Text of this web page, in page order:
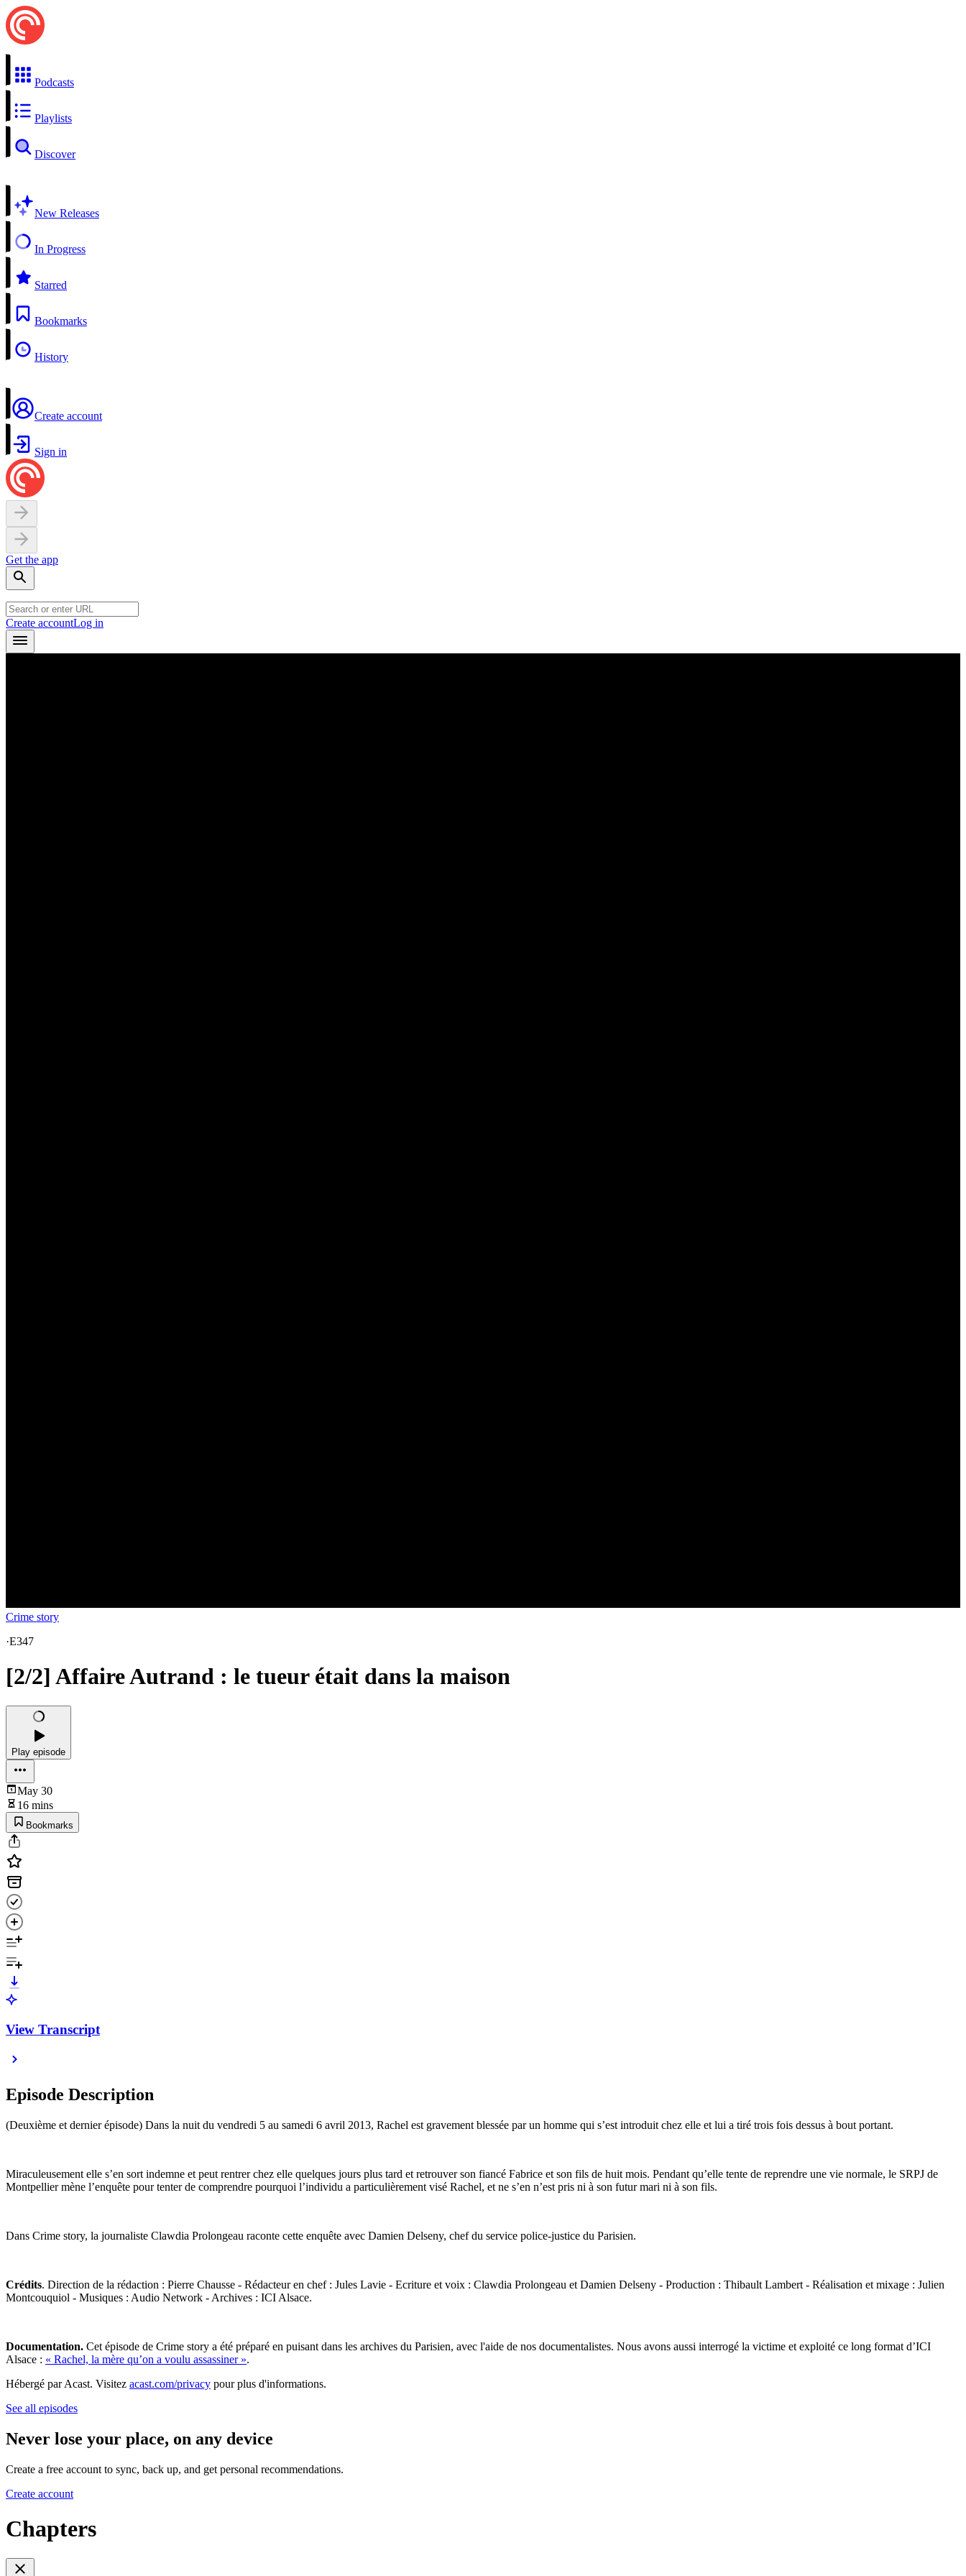
Podcasts
Playlists
Discover
New Releases
In Progress
Starred
Bookmarks
History
Create account
Sign in
Get the app
Create accountLog in
Crime story
·E347
[2/2] Affaire Autrand : le tueur était dans la maison
Play episode
May 30
16 mins
Bookmarks
View Transcript
Episode Description
(Deuxième et dernier épisode) Dans la nuit du vendredi 5 au samedi 6 avril 2013, Rachel est gravement blessée par un homme qui s’est introduit chez elle et lui a tiré trois fois dessus à bout portant.
Miraculeusement elle s’en sort indemne et peut rentrer chez elle quelques jours plus tard et retrouver son fiancé Fabrice et son fils de huit mois. Pendant qu’elle tente de reprendre une vie normale, le SRPJ de
Montpellier mène l’enquête pour tenter de comprendre pourquoi l’individu a particulièrement visé Rachel, et ne s’en n’est pris ni à son futur mari ni à son fils.
Dans Crime story, la journaliste Clawdia Prolongeau raconte cette enquête avec Damien Delseny, chef du service police-justice du Parisien.
Crédits. Direction de la rédaction : Pierre Chausse - Rédacteur en chef : Jules Lavie - Ecriture et voix : Clawdia Prolongeau et Damien Delseny - Production : Thibault Lambert - Réalisation et mixage : Julien
Montcouquiol - Musiques : Audio Network - Archives : ICI Alsace.
Documentation. Cet épisode de Crime story a été préparé en puisant dans les archives du Parisien, avec l'aide de nos documentalistes. Nous avons aussi interrogé la victime et exploité ce long format d’ICI
Alsace : « Rachel, la mère qu’on a voulu assassiner ».
Hébergé par Acast. Visitez acast.com/privacy pour plus d'informations.
See all episodes
Never lose your place, on any device
Create a free account to sync, back up, and get personal recommendations.
Create account
Chapters